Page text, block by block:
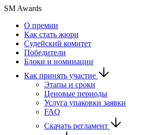
SM Awards
О премии
Как стать жюри
Судейский комитет
Победители
Блоки и номинации
Как принять участие
Этапы и сроки
Ценовые периоды
Услуга упаковки заявки
FAQ
Скачать регламент